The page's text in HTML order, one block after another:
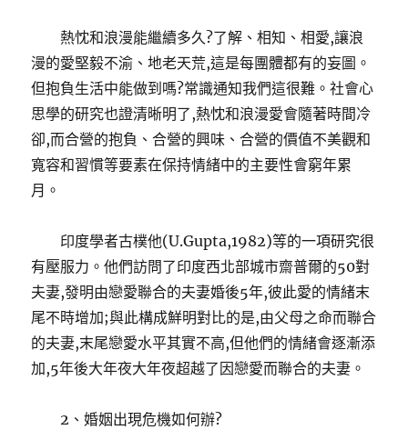
熱忱和浪漫能繼續多久?了解、相知、相愛,讓浪
漫的愛堅毅不渝、地老天荒,這是每團體都有的妄圖。
但抱負生活中能做到嗎?常識通知我們這很難。社會心
思學的研究也證清晰明了,熱忱和浪漫愛會隨著時間冷
卻,而合營的抱負、合營的興味、合營的價值不美觀和
寬容和習慣等要素在保持情緒中的主要性會窮年累
月。
印度學者古樸他(U.Gupta,1982)等的一項研究很
有壓服力。他們訪問了印度西北部城市齋普爾的50對
夫妻,發明由戀愛聯合的夫妻婚後5年,彼此愛的情緒末
尾不時增加;與此構成鮮明對比的是,由父母之命而聯合
的夫妻,末尾戀愛水平其實不高,但他們的情緒會逐漸添
加,5年後大年夜大年夜超越了因戀愛而聯合的夫妻。
2、婚姻出現危機如何辦?